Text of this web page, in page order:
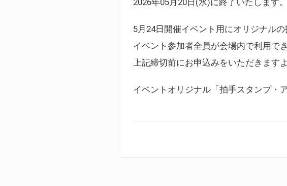
5月24日開催イベント用にオリジナル
イベント参加者全員が会場内で利用で
上記締切前にお申込みをいただきます
イベントオリジナル「拍手スタンプ・